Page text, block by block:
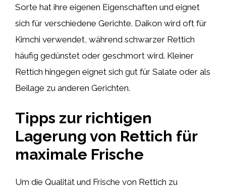
Sorte hat ihre eigenen Eigenschaften und eignet
sich für verschiedene Gerichte. Daikon wird oft für
Kimchi verwendet, während schwarzer Rettich
häufig gedünstet oder geschmort wird. Kleiner
Rettich hingegen eignet sich gut für Salate oder als
Beilage zu anderen Gerichten.
Tipps zur richtigen
Lagerung von Rettich für
maximale Frische
Um die Qualität und Frische von Rettich zu